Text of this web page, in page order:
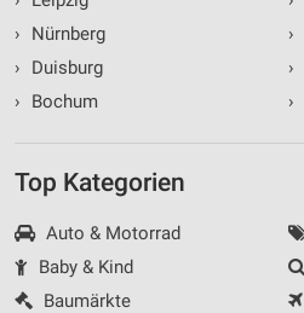
›
Nürnberg
›
Duisburg
›
Bochum
›
›
›
Top Kategorien
Auto & Motorrad
Baby & Kind
Baumärkte